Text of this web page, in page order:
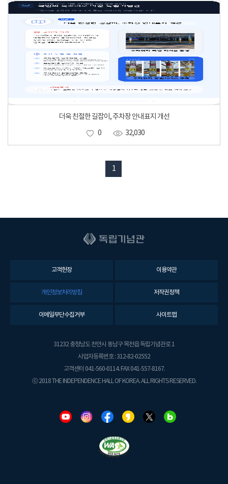
더욱 친절한 길잡이, 주차장 안내표지 개선
0
32,030
1
고객헌장 이용약관
개인정보처리방침 저작권정책
이메일무단수집거부 사이트맵
31232 충청남도 천안시 동남구 목천읍 독립기념관로 1
사업자등록번호 : 312-82-02552
고객센터 041-560-0114. FAX 041-557-8167.
ⓒ 2018 THE INDEPENDENCE HALL OF KOREA. ALL RIGHTS RESERVED.